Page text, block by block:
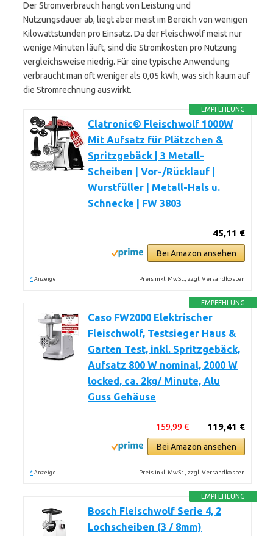
Der Stromverbrauch hängt von Leistung und
Nutzungsdauer ab, liegt aber meist im Bereich von wenigen
Kilowattstunden pro Einsatz. Da der Fleischwolf meist nur
wenige Minuten läuft, sind die Stromkosten pro Nutzung
vergleichsweise niedrig. Für eine typische Anwendung
verbraucht man oft weniger als 0,05 kWh, was sich kaum auf
die Stromrechnung auswirkt.
EMPFEHLUNG
Clatronic® Fleischwolf 1000W
Mit Aufsatz für Plätzchen &
Spritzgebäck | 3 Metall-
Scheiben | Vor-/Rücklauf |
Wurstfüller | Metall-Hals u.
Schnecke | FW 3803
45,11 €
Bei Amazon ansehen
* Anzeige Preis inkl. MwSt., zzgl. Versandkosten
EMPFEHLUNG
Caso FW2000 Elektrischer
Fleischwolf, Testsieger Haus &
Garten Test, inkl. Spritzgebäck,
Aufsatz 800 W nominal, 2000 W
locked, ca. 2kg/ Minute, Alu
Guss Gehäuse
119,41 €
159,99 €
Bei Amazon ansehen
* Anzeige Preis inkl. MwSt., zzgl. Versandkosten
EMPFEHLUNG
Bosch Fleischwolf Serie 4, 2
Lochscheiben (3 / 8mm)